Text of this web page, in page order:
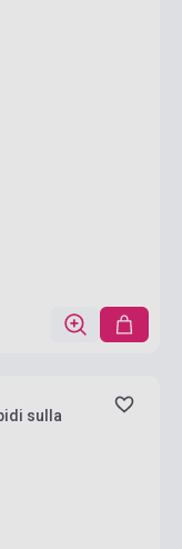
sulla